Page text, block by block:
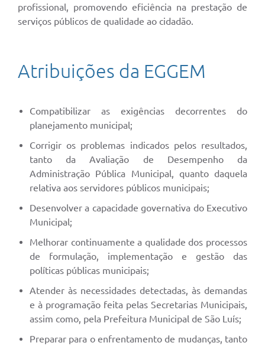
profissional, promovendo eficiência na prestação de
serviços públicos de qualidade ao cidadão.
Atribuições da EGGEM
Compatibilizar as exigências decorrentes do
planejamento municipal;
Corrigir os problemas indicados pelos resultados,
tanto da Avaliação de Desempenho da
Administração Pública Municipal, quanto daquela
relativa aos servidores públicos municipais;
Desenvolver a capacidade governativa do Executivo
Municipal;
Melhorar continuamente a qualidade dos processos
de formulação, implementação e gestão das
políticas públicas municipais;
Atender às necessidades detectadas, às demandas
e à programação feita pelas Secretarias Municipais,
assim como, pela Prefeitura Municipal de São Luís;
Preparar para o enfrentamento de mudanças, tanto